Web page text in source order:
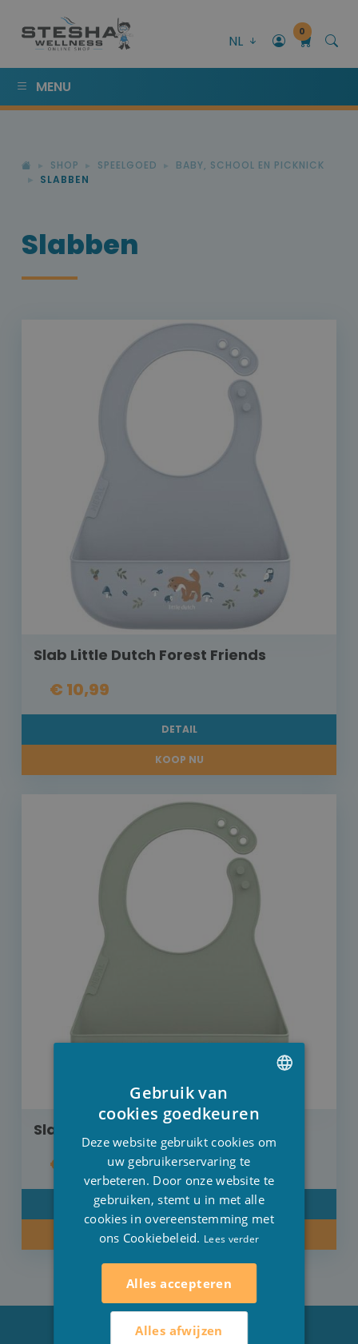
NL
0
MENU
SHOP SPEELGOED
BABY, SCHOOL EN PICKNICK
SLABBEN
Slabben
Slab Little Dutch Forest Friends
€ 10,99
DETAIL
KOOP NU
Slab Little Dutch Little Farm
€ 10,99
DETAIL
KOOP NU
ENGLISH
Gebruik van
cookies goedkeuren
Deze website gebruikt cookies om
uw gebruikerservaring te
verbeteren. Door onze website te
gebruiken, stemt u in met alle
cookies in overeenstemming met
ons Cookiebeleid. Lees verder
Alles accepteren
Alles afwijzen